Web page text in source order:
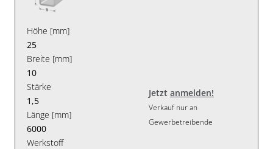
Höhe [mm]
25
Breite [mm]
10
Stärke
1,5
Länge [mm]
6000
Werkstoff
Jetzt anmelden!
Verkauf nur an
Gewerbetreibende